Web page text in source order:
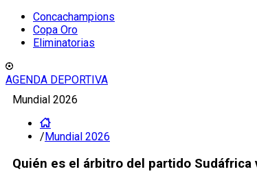
Concachampions
Copa Oro
Eliminatorias
AGENDA DEPORTIVA
Mundial 2026
/Mundial 2026
Quién es el árbitro del partido